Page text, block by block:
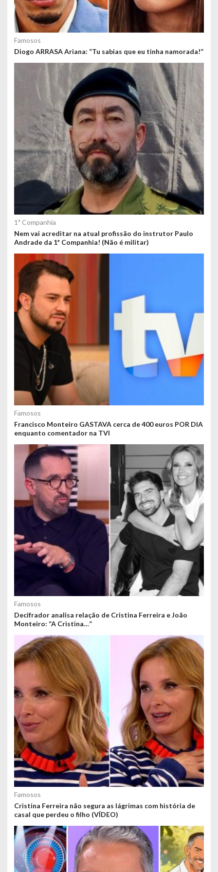
Famosos
Diogo ARRASA Ariana: “Tu sabias que eu tinha namorada!”
1ª Companhia
Nem vai acreditar na atual profissão do instrutor Paulo
Andrade da 1ª Companhia! (Não é militar)
Famosos
Francisco Monteiro GASTAVA cerca de 400 euros POR DIA
enquanto comentador na TVI
Famosos
Decifrador analisa relação de Cristina Ferreira e João
Monteiro: “A Cristina…”
Famosos
Cristina Ferreira não segura as lágrimas com história de
casal que perdeu o filho (VÍDEO)